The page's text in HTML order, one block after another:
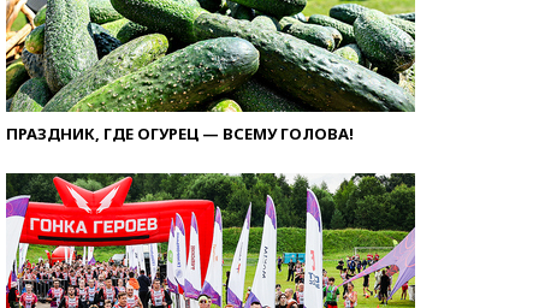
ПРАЗДНИК, ГДЕ ОГУРЕЦ — ВСЕМУ ГОЛОВА!